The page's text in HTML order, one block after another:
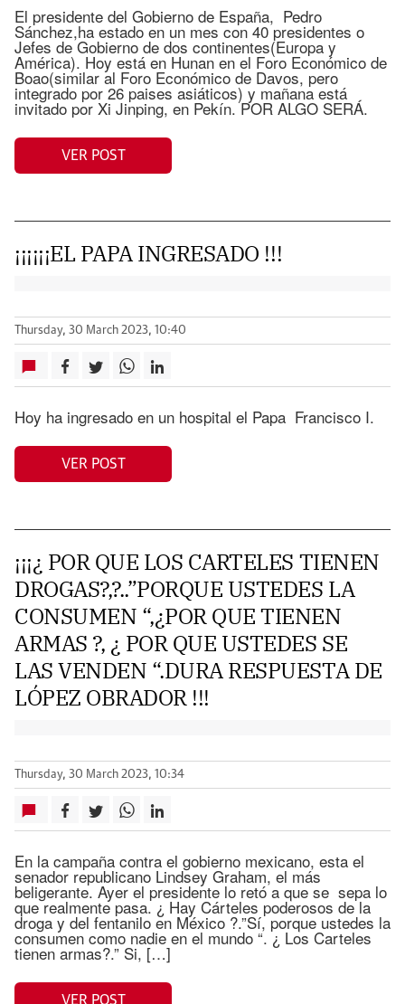
El presidente del Gobierno de España, Pedro
Sánchez,ha estado en un mes con 40 presidentes o
Jefes de Gobierno de dos continentes(Europa y
América). Hoy está en Hunan en el Foro Económico de
Boao(similar al Foro Económico de Davos, pero
integrado por 26 paises asiáticos) y mañana está
invitado por Xi Jinping, en Pekín. POR ALGO SERÁ.
VER POST
¡¡¡¡¡¡EL PAPA INGRESADO !!!
Thursday, 30 March 2023, 10:40
Hoy ha ingresado en un hospital el Papa Francisco I.
VER POST
¡¡¡¿ POR QUE LOS CARTELES TIENEN
DROGAS?,?..”PORQUE USTEDES LA
CONSUMEN “,¿POR QUE TIENEN
ARMAS ?, ¿ POR QUE USTEDES SE
LAS VENDEN “.DURA RESPUESTA DE
LÓPEZ OBRADOR !!!
Thursday, 30 March 2023, 10:34
En la campaña contra el gobierno mexicano, esta el
senador republicano Lindsey Graham, el más
beligerante. Ayer el presidente lo retó a que se sepa lo
que realmente pasa. ¿ Hay Cárteles poderosos de la
droga y del fentanilo en México ?.”Sí, porque ustedes la
consumen como nadie en el mundo “. ¿ Los Carteles
tienen armas?.” Si, […]
VER POST